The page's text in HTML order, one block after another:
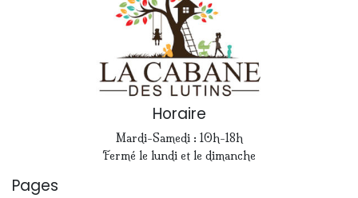
Horaire
Mardi-Samedi : 10h-18h
Fermé le lundi et le dimanche
Pages